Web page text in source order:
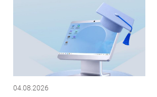
04.08.2026